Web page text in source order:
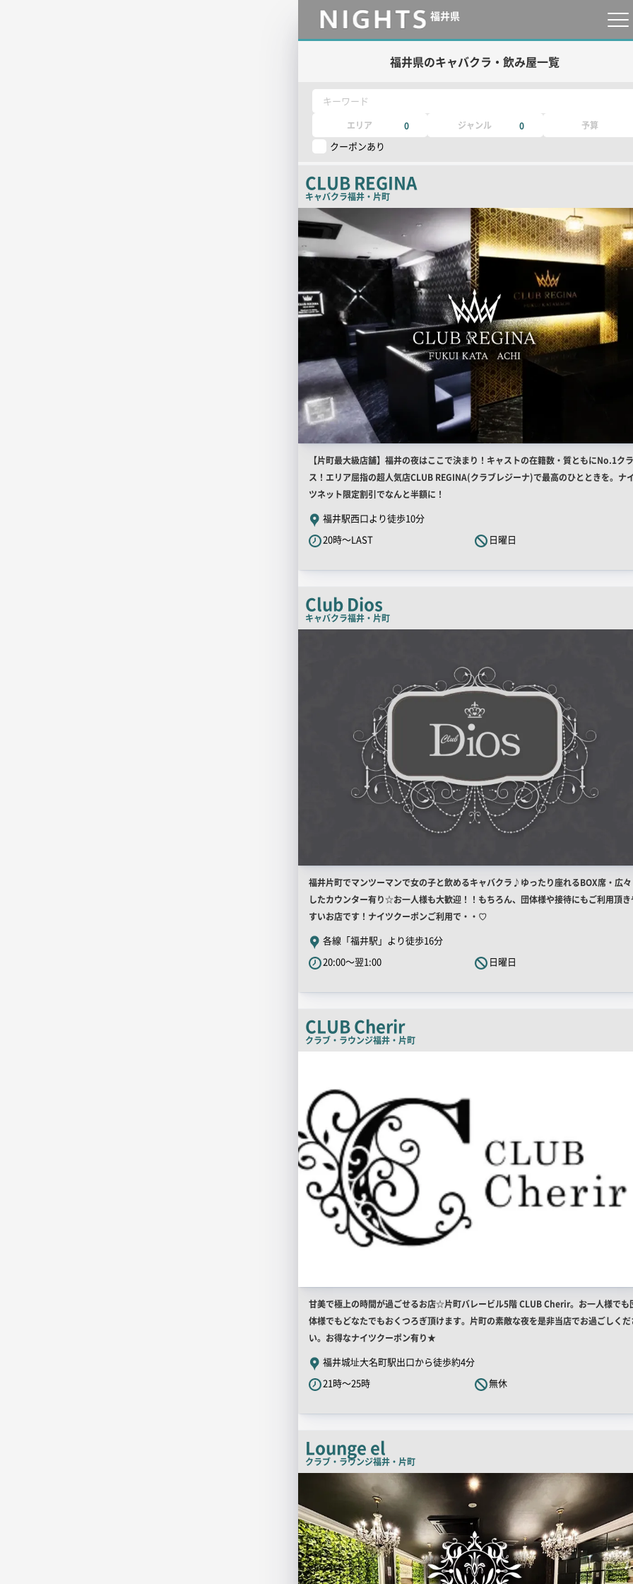
福井県
福井県のキャバクラ・飲み屋一覧
キーワード
エリア 0 ジャンル 0 予算
クーポンあり
CLUB REGINA
キャバクラ福井・片町
検
索
果
一
覧
像
店
舗
PR
キ
ャ
ッ
ピ
ー
【片町最大級店舗】福井の夜はここで決まり！キャストの在籍数・質ともにNo.1クラ
ス！エリア屈指の超人気店CLUB REGINA(クラブレジーナ)で最高のひとときを。ナ
ツネット限定割引でなんと半額に！
福井駅西口より徒歩10分
20時～LAST
日曜日
Club Dios
キャバクラ福井・片町
店
舗
PR
キ
ャ
ッ
ピ
ー
福井片町でマンツーマンで女の子と飲めるキャバクラ♪ゆったり座れるBOX席・広
したカウンター有り☆お一人様も大歓迎！！もちろん、団体様や接待にもご利用頂き
すいお店です！ナイツクーポンご利用で・・♡
各線「福井駅」より徒歩16分
20:00～翌1:00
日曜日
CLUB Cherir
クラブ・ラウンジ福井・片町
店
店
舗
PR
キ
ャ
ッ
ピ
ー
甘美で極上の時間が過ごせるお店☆片町バレービル5階 CLUB Cherir。お一人様でも
体様でもどなたでもおくつろぎ頂けます。片町の素敵な夜を是非当店でお過ごしくだ
い。お得なナイツクーポン有り★
福井城址大名町駅出口から徒歩約4分
21時～25時
無休
Lounge el
クラブ・ラウンジ福井・片町
検
果
一
覧
用
画
像